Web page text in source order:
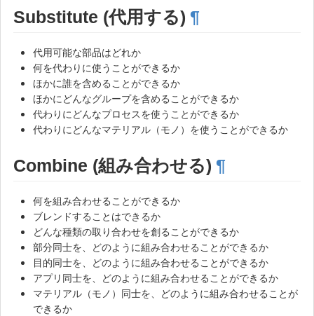
Substitute (代用する) ¶
代用可能な部品はどれか
何を代わりに使うことができるか
ほかに誰を含めることができるか
ほかにどんなグループを含めることができるか
代わりにどんなプロセスを使うことができるか
代わりにどんなマテリアル（モノ）を使うことができるか
Combine (組み合わせる) ¶
何を組み合わせることができるか
ブレンドすることはできるか
どんな種類の取り合わせを創ることができるか
部分同士を、どのように組み合わせることができるか
目的同士を、どのように組み合わせることができるか
アプリ同士を、どのように組み合わせることができるか
マテリアル（モノ）同士を、どのように組み合わせることが
できるか